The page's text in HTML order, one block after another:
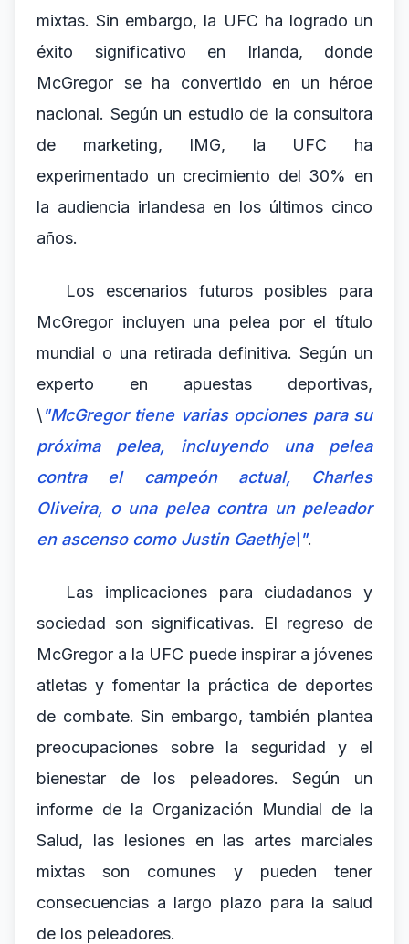
mixtas. Sin embargo, la UFC ha logrado un
éxito significativo en Irlanda, donde
McGregor se ha convertido en un héroe
nacional. Según un estudio de la consultora
de marketing, IMG, la UFC ha
experimentado un crecimiento del 30% en
la audiencia irlandesa en los últimos cinco
años.
Los escenarios futuros posibles para
McGregor incluyen una pelea por el título
mundial o una retirada definitiva. Según un
experto en apuestas deportivas,
\"McGregor tiene varias opciones para su
próxima pelea, incluyendo una pelea
contra el campeón actual, Charles
Oliveira, o una pelea contra un peleador
en ascenso como Justin Gaethje\".
Las implicaciones para ciudadanos y
sociedad son significativas. El regreso de
McGregor a la UFC puede inspirar a jóvenes
atletas y fomentar la práctica de deportes
de combate. Sin embargo, también plantea
preocupaciones sobre la seguridad y el
bienestar de los peleadores. Según un
informe de la Organización Mundial de la
Salud, las lesiones en las artes marciales
mixtas son comunes y pueden tener
consecuencias a largo plazo para la salud
de los peleadores.